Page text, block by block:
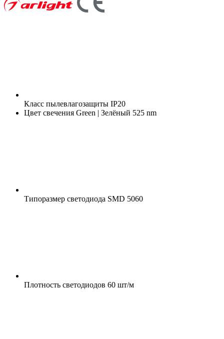
Класс пылевлагозащиты IP20
Цвет свечения Green | Зелёный 525 nm
Типоразмер светодиода SMD 5060
Плотность светодиодов 60 шт/м